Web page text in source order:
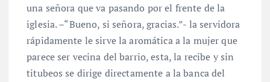
una señora que va pasando por el frente de la
iglesia. –“Bueno, si señora, gracias.”- la servidora
rápidamente le sirve la aromática a la mujer que
parece ser vecina del barrio, esta, la recibe y sin
titubeos se dirige directamente a la banca del